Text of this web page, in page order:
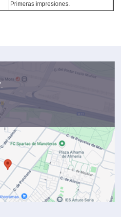
Primeras impresiones.